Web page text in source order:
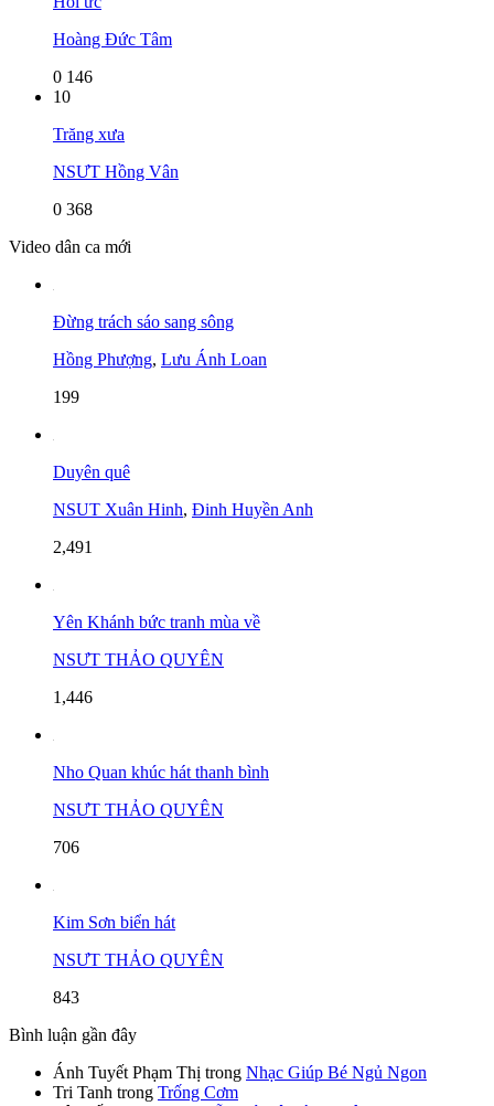
Hoàng Đức Tâm
0 146
10
Trăng xưa
NSƯT Hồng Vân
0 368
Video dân ca mới
Đừng trách sáo sang sông
Hồng Phượng, Lưu Ánh Loan
199
Duyên quê
NSUT Xuân Hinh, Đinh Huyền Anh
2,491
Yên Khánh bức tranh mùa về
NSƯT THẢO QUYÊN
1,446
Nho Quan khúc hát thanh bình
NSƯT THẢO QUYÊN
706
Kim Sơn biển hát
NSƯT THẢO QUYÊN
843
Bình luận gần đây
Ánh Tuyết Phạm Thị trong Nhạc Giúp Bé Ngủ Ngon
Tri Tanh trong Trống Cơm